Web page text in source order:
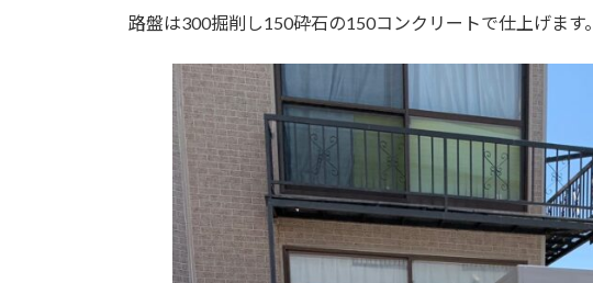
路盤は300掘削し150砕石の150コンクリートで仕上げます。